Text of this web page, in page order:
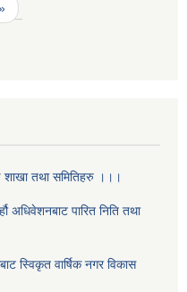
शाखा तथा समितिहरु ।।।
अधिवेशनबाट पारित निति तथा
स्विकृत वार्षिक नगर विकास